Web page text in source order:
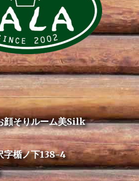
顔そりルーム美Silk
楯ノ下138-4